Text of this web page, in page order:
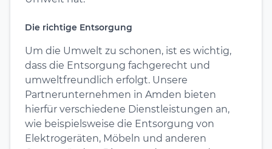
Die richtige Entsorgung
Um die Umwelt zu schonen, ist es wichtig,
dass die Entsorgung fachgerecht und
umweltfreundlich erfolgt. Unsere
Partnerunternehmen in Amden bieten
hierfür verschiedene Dienstleistungen an,
wie beispielsweise die Entsorgung von
Elektrogeräten, Möbeln und anderen